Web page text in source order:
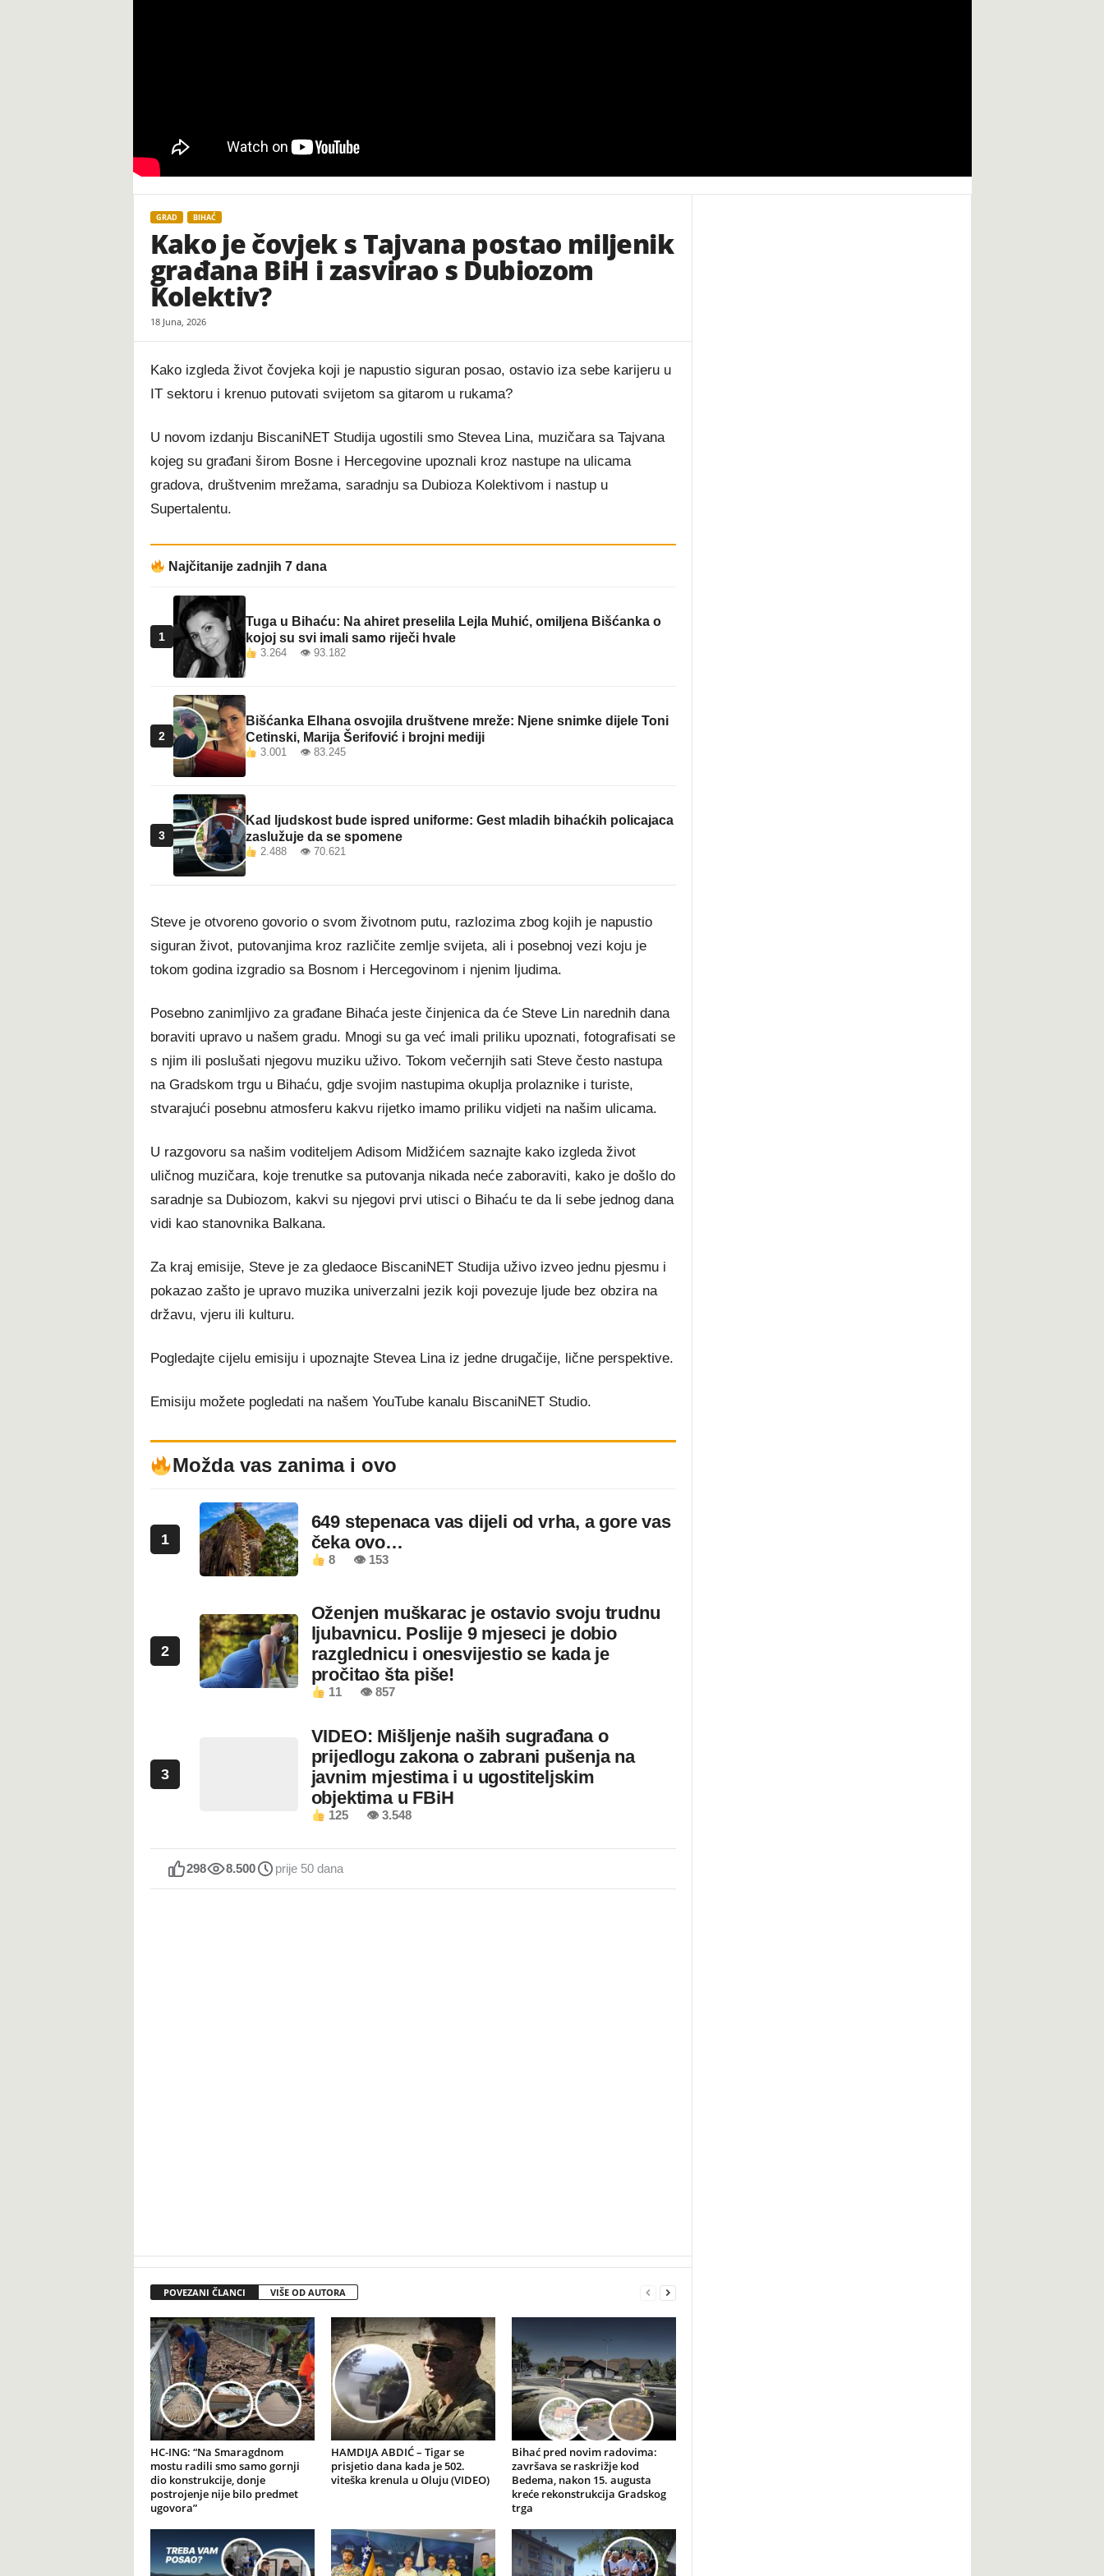
GRAD BIHAĆ
Kako je čovjek s Tajvana postao miljenik
građana BiH i zasvirao s Dubiozom
Kolektiv?
18 Juna, 2026
Kako izgleda život čovjeka koji je napustio siguran posao, ostavio iza sebe karijeru u
IT sektoru i krenuo putovati svijetom sa gitarom u rukama?
U novom izdanju BiscaniNET Studija ugostili smo Stevea Lina, muzičara sa Tajvana
kojeg su građani širom Bosne i Hercegovine upoznali kroz nastupe na ulicama
gradova, društvenim mrežama, saradnju sa Dubioza Kolektivom i nastup u
Supertalentu.
Najčitanije zadnjih 7 dana
1
Tuga u Bihaću: Na ahiret preselila Lejla Muhić, omiljena Bišćanka o
kojoj su svi imali samo riječi hvale
3.264 👁 93.182
2
Bišćanka Elhana osvojila društvene mreže: Njene snimke dijele Toni
Cetinski, Marija Šerifović i brojni mediji
3.001 👁 83.245
3
Kad ljudskost bude ispred uniforme: Gest mladih bihaćkih policajaca
zaslužuje da se spomene
2.488 👁 70.621
Steve je otvoreno govorio o svom životnom putu, razlozima zbog kojih je napustio
siguran život, putovanjima kroz različite zemlje svijeta, ali i posebnoj vezi koju je
tokom godina izgradio sa Bosnom i Hercegovinom i njenim ljudima.
Posebno zanimljivo za građane Bihaća jeste činjenica da će Steve Lin narednih dana
boraviti upravo u našem gradu. Mnogi su ga već imali priliku upoznati, fotografisati se
s njim ili poslušati njegovu muziku uživo. Tokom večernjih sati Steve često nastupa
na Gradskom trgu u Bihaću, gdje svojim nastupima okuplja prolaznike i turiste,
stvarajući posebnu atmosferu kakvu rijetko imamo priliku vidjeti na našim ulicama.
U razgovoru sa našim voditeljem Adisom Midžićem saznajte kako izgleda život
uličnog muzičara, koje trenutke sa putovanja nikada neće zaboraviti, kako je došlo do
saradnje sa Dubiozom, kakvi su njegovi prvi utisci o Bihaću te da li sebe jednog dana
vidi kao stanovnika Balkana.
Za kraj emisije, Steve je za gledaoce BiscaniNET Studija uživo izveo jednu pjesmu i
pokazao zašto je upravo muzika univerzalni jezik koji povezuje ljude bez obzira na
državu, vjeru ili kulturu.
Pogledajte cijelu emisiju i upoznajte Stevea Lina iz jedne drugačije, lične perspektive.
Emisiju možete pogledati na našem YouTube kanalu BiscaniNET Studio.
Možda vas zanima i ovo
1
649 stepenaca vas dijeli od vrha, a gore vas
čeka ovo…
8 👁 153
2
Oženjen muškarac je ostavio svoju trudnu
ljubavnicu. Poslije 9 mjeseci je dobio
razglednicu i onesvijestio se kada je
pročitao šta piše!
11 👁 857
3
VIDEO: Mišljenje naših sugrađana o
prijedlogu zakona o zabrani pušenja na
javnim mjestima i u ugostiteljskim
objektima u FBiH
125 👁 3.548
298 8.500 prije 50 dana
POVEZANI ČLANCI VIŠE OD AUTORA
HC-ING: “Na Smaragdnom
mostu radili smo samo gornji
dio konstrukcije, donje
postrojenje nije bilo predmet
ugovora”
HAMDIJA ABDIĆ – Tigar se
prisjetio dana kada je 502.
viteška krenula u Oluju (VIDEO)
Bihać pred novim radovima:
završava se raskrižje kod
Bedema, nakon 15. augusta
kreće rekonstrukcija Gradskog
trga